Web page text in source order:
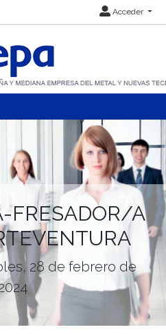
Acceder
FRESADOR/A
28 de febrero de